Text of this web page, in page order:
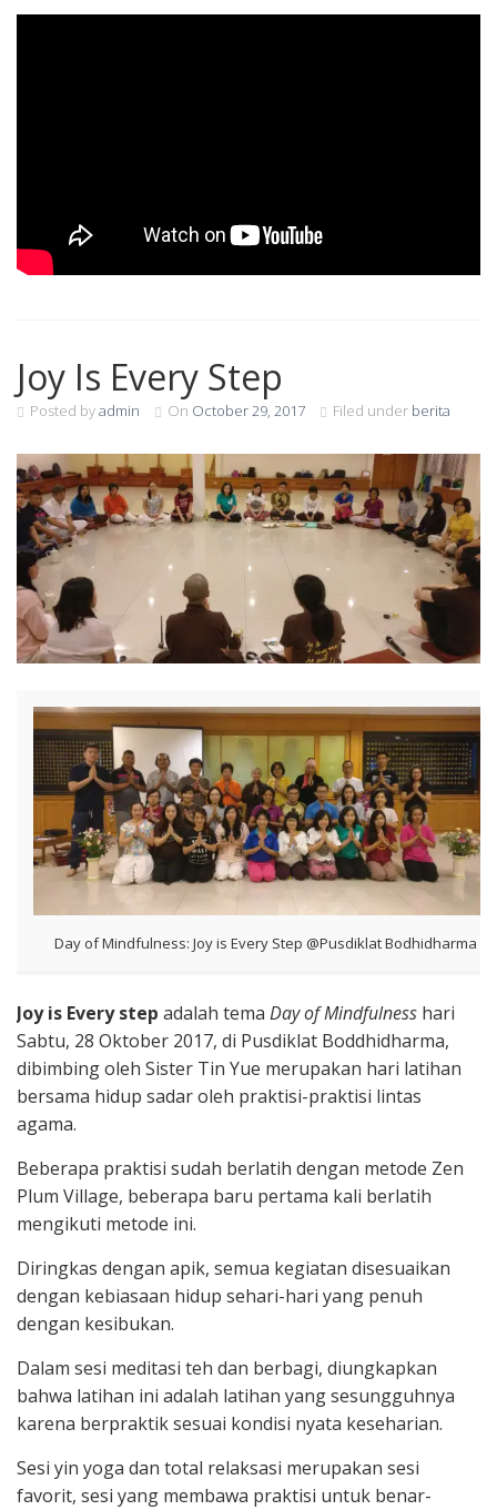
Joy Is Every Step
Posted byadmin On October 29, 2017 Filed under berita
Day of Mindfulness: Joy is Every Step @Pusdiklat Bodhidharma
Joy is Every step adalah tema Day of Mindfulness hari
Sabtu, 28 Oktober 2017, di Pusdiklat Boddhidharma,
dibimbing oleh Sister Tin Yue merupakan hari latihan
bersama hidup sadar oleh praktisi-praktisi lintas
agama.
Beberapa praktisi sudah berlatih dengan metode Zen
Plum Village, beberapa baru pertama kali berlatih
mengikuti metode ini.
Diringkas dengan apik, semua kegiatan disesuaikan
dengan kebiasaan hidup sehari-hari yang penuh
dengan kesibukan.
Dalam sesi meditasi teh dan berbagi, diungkapkan
bahwa latihan ini adalah latihan yang sesungguhnya
karena berpraktik sesuai kondisi nyata keseharian.
Sesi yin yoga dan total relaksasi merupakan sesi
favorit, sesi yang membawa praktisi untuk benar-